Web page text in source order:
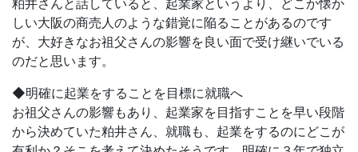
しい大阪の商売人のような錯覚に陥ることがあるのです
が、大好きなお祖父さんの影響を良い面で受け継いでいる
のだと思います。
◆明確に起業をすることを目標に就職へ
お祖父さんの影響もあり、起業家を目指すことを早い段階
から決めていた粕井さん、就職も、起業をするのにどこが